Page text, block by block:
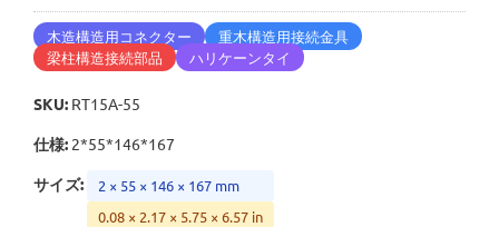
木造構造用コネクター
重木構造用接続金具
梁柱構造接続部品
ハリケーンタイ
SKU: RT15A-55
仕様: 2*55*146*167
サイズ:
2 × 55 × 146 × 167 mm
0.08 × 2.17 × 5.75 × 6.57 in